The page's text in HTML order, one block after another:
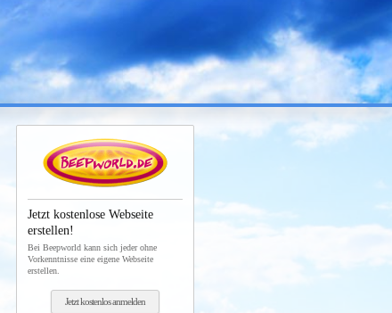
Jetzt kostenlose Webseite
erstellen!
Bei Beepworld kann sich jeder ohne
Vorkenntnisse eine eigene Webseite
erstellen.
Jetzt kostenlos anmelden